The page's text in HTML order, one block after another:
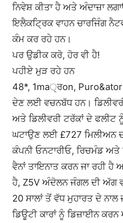
ਨਿਵੇਸ਼ ਕੀਤਾ ਹੈ ਅਤੇ ਅੰਦਾਜ਼ਾ
ਇਲੈਕਟ੍ਰਿਕ ਵਾਹਨ ਚਾਰਜਿੰਗ
ਕੰਮ ਕਰ ਰਹੇ ਹਨ।
ਪਰ ਉਡੀਕ ਕਰੋ, ਹੋਰ ਵੀ ਹੈ!
ਪਹੀਏ ਮੁੜ ਰਹੇ ਹਨ
48*, 1ma੍ਰon, Puro&ator
ਦੇਣ ਲਈ ਵਚਨਬੱਧ ਹਨ।
ਅਤੇ ਡਿਲੀਵਰੀ ਟਰੱਕਾਂ ਦੇ
ਘਟਾਉਣ ਲਈ £727 ਮਿਲੀਅਨ
ਕੰਪਨੀ ਓਨਟਾਰੀਓ, ਰਿਚਮੰਡ
ਵੈਨਾਂ ਤਾਇਨਾਤ ਕਰਨ ਜਾ ਰਹੀ ਹੈ
ਹੈ, Z5V ਅੰਦੋਲਨ ਜੰਗਲ ਦੀ ਅੱਗ
20 ਸਾਲਾਂ ਤੋਂ ਵੱਧ ਮੁਹਾਰਤ ਦੇ
ਡਿਊਟੀ ਕਾਰਾਂ ਨੂੰ ਡਿਜ਼ਾਈਨ